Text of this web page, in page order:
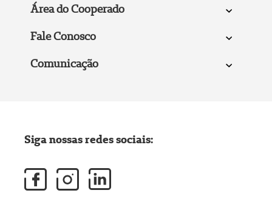
Área do Cooperado
Fale Conosco
Comunicação
Siga nossas redes sociais: